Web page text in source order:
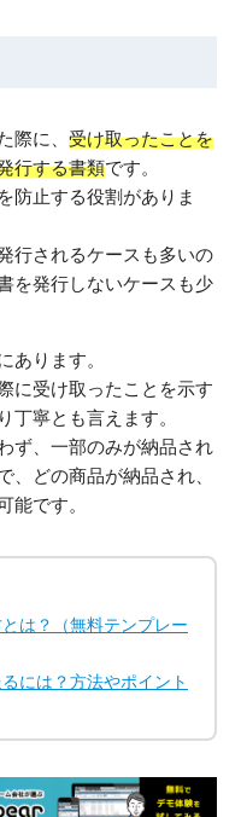
際に、 受け取ったことを
行する書類です。
防止する役割がありま
行されるケースも多いの
を発行しないケースも少
あります。
に受け取ったことを示す
丁寧とも言えます。
ず、一部のみが納品され
、どの商品が納品され、
能です。
は？（無料テンプレー
には？方法やポイント